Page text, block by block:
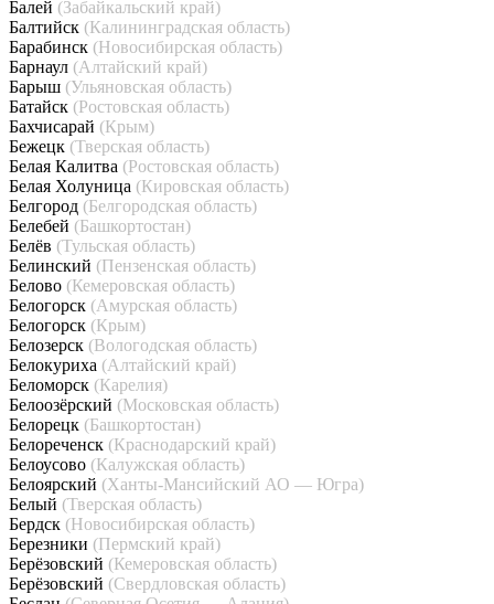
Балей (Забайкальский край)
Балтийск (Калининградская область)
Барабинск (Новосибирская область)
Барнаул (Алтайский край)
Барыш (Ульяновская область)
Батайск (Ростовская область)
Бахчисарай (Крым)
Бежецк (Тверская область)
Белая Калитва (Ростовская область)
Белая Холуница (Кировская область)
Белгород (Белгородская область)
Белебей (Башкортостан)
Белёв (Тульская область)
Белинский (Пензенская область)
Белово (Кемеровская область)
Белогорск (Амурская область)
Белогорск (Крым)
Белозерск (Вологодская область)
Белокуриха (Алтайский край)
Беломорск (Карелия)
Белоозёрский (Московская область)
Белорецк (Башкортостан)
Белореченск (Краснодарский край)
Белоусово (Калужская область)
Белоярский (Ханты-Мансийский АО — Югра)
Белый (Тверская область)
Бердск (Новосибирская область)
Березники (Пермский край)
Берёзовский (Кемеровская область)
Берёзовский (Свердловская область)